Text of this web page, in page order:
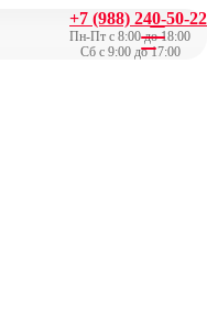
+7 (988) 240-50-22
Пн-Пт с 8:00 до 18:00
Сб с 9:00 до 17:00